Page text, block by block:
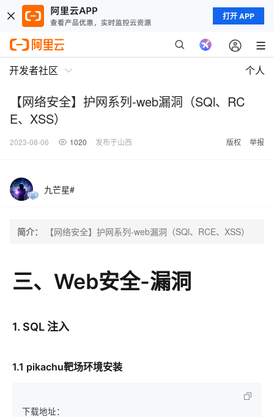
打开 APP
开发者社区 个人
【网络安全】护网系列-web漏洞（SQl、RC
E、XSS）
2023-08-06 1020 发布于山西 版权 举报
九芒星#
简介： 【网络安全】护网系列-web漏洞（SQl、RCE、XSS）
三、Web安全-漏洞
1. SQL 注入
1.1 pikachu靶场环境安装
下载地址：